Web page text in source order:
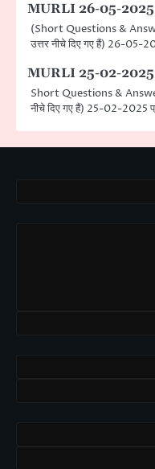
MURLI 26-05-
(Short Questions &
उत्तर नीचे दिए गए हैं) 26-05-
MURLI 25-02-
Short Questions &
नीचे दिए गए हैं) 25-02-2025